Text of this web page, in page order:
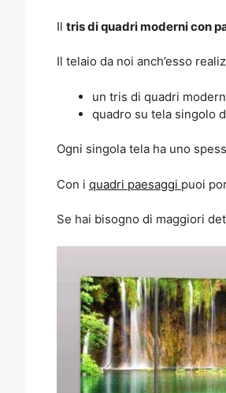
Il tris di quadri moderni con
Il telaio da noi anch’esso
un tris di quadri
quadro su tela singolo
Ogni singola tela ha uno
Con i quadri paesaggi puoi
Se hai bisogno di maggiori